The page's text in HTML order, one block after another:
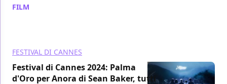
FILM
FESTIVAL DI CANNES
Festival di Cannes 2024: Palma
d'Oro per Anora di Sean Baker, tutti